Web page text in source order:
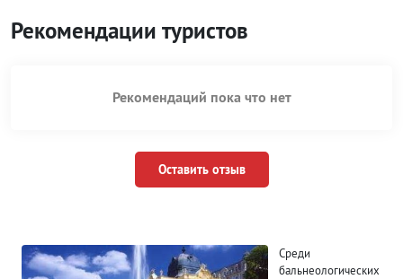
Рекомендации туристов
Рекомендаций пока что нет
Оставить отзыв
Среди
бальнеологических